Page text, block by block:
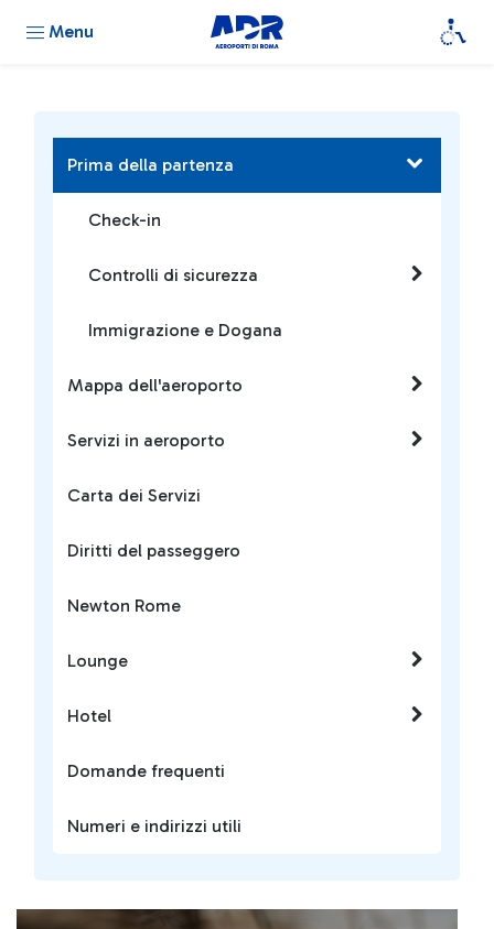
Menu
Prima della partenza
Check-in
Controlli di sicurezza
Immigrazione e Dogana
Mappa dell'aeroporto
Servizi in aeroporto
Carta dei Servizi
Diritti del passeggero
Newton Rome
Lounge
Hotel
Domande frequenti
Numeri e indirizzi utili